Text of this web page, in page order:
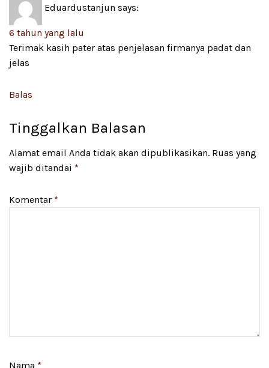
Eduardustanjun says:
6 tahun yang lalu
Terimak kasih pater atas penjelasan firmanya padat dan
jelas
Balas
Tinggalkan Balasan
Alamat email Anda tidak akan dipublikasikan. Ruas yang
wajib ditandai *
Komentar *
Nama *